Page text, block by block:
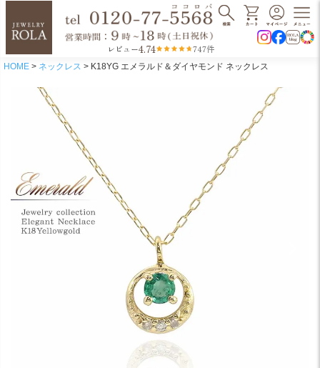
レビュー4.74 747件
HOME ネックレス K18YG エメラルド＆ダイヤモンド ネックレス